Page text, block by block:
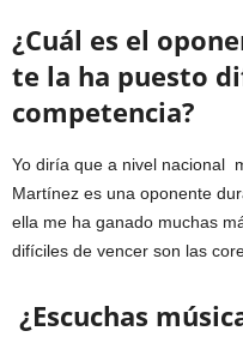
¿Cuál es el
te la ha puesto
competencia?
Yo diría que a nivel nacional
Martínez es una oponente
ella me ha ganado muchas
difíciles de vencer son las
¿Escuchas